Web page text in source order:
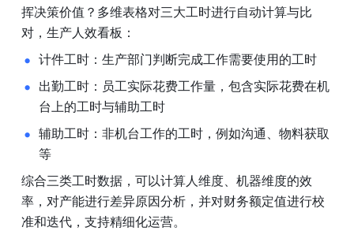
挥决策价值？多维表格对三大工时进行自动计算与比
对，生产人效看板：
计件工时：生产部门判断完成工作需要使用的工时
出勤工时：员工实际花费工作量，包含实际花费在机
台上的工时与辅助工时
辅助工时：非机台工作的工时，例如沟通、物料获取
等
综合三类工时数据，可以计算人维度、机器维度的效
率，对产能进行差异原因分析，并对财务额定值进行校
准和迭代，支持精细化运营。